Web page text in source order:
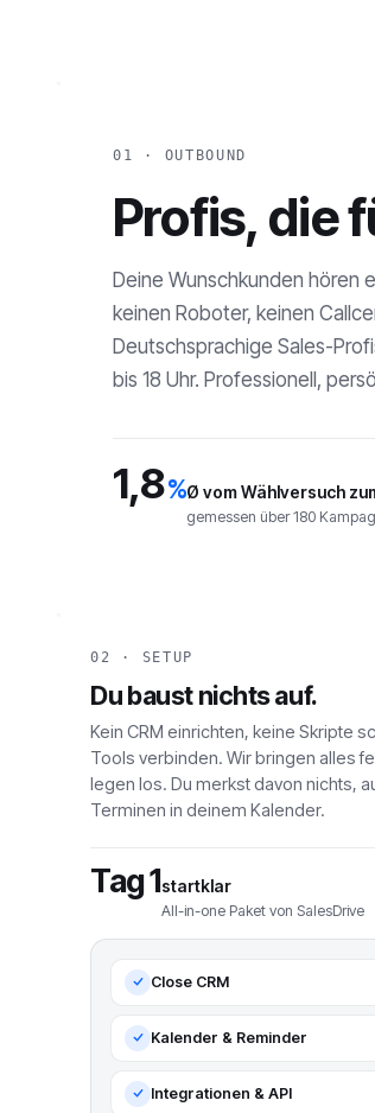
01 · OUTBOUND
Profis, die
Deine Wunschkunden hören
keinen Roboter, keinen
Deutschsprachige Sales-
bis 18 Uhr. Professionell,
1,8%Ø vom Wählversuch
gemessen über 180
02 · SETUP
Du baust nichts auf.
Kein CRM einrichten, keine Skripte
Tools verbinden. Wir bringen alles
legen los. Du merkst davon nichts,
Terminen in deinem Kalender.
Tag 1startklar
All-in-one Paket von SalesDrive
Close CRM
Kalender & Reminder
Integrationen & API